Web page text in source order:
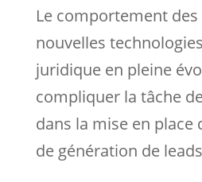
Le comportement
nouvelles
juridique en pleine
compliquer la tâche
dans la mise en place
de génération de